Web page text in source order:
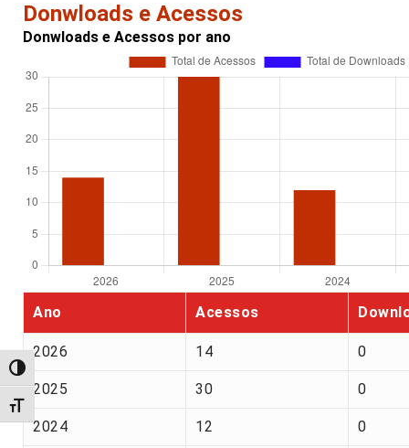
Alternar alto contraste
Alternar tamanho da fonte
Donwloads e Acessos
Donwloads e Acessos por ano
Ano Acessos
2026 14 0
2025 30 0
2024 12 0